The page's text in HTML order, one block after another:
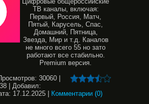
ТВ каналы, включая:
Первый, Россия, Матч,
Пятый, Карусель, Спас,
Домашний, Пятница,
Звезда, Мир и т.д. Каналов
не много всего 55 но зато
работают все стабильно.
Premium версия.
30060
Добавил:
17.12.2025 Комментарии (0)